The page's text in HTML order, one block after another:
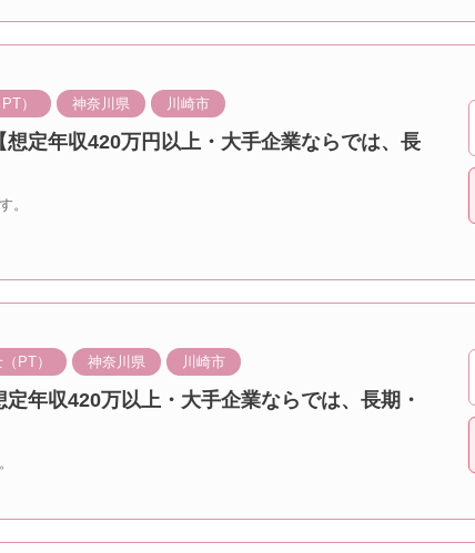
） 神奈川県 川崎市
定年収420万円以上・大手企業ならでは、長
。
PT） 神奈川県 川崎市
年収420万以上・大手企業ならでは、長期・